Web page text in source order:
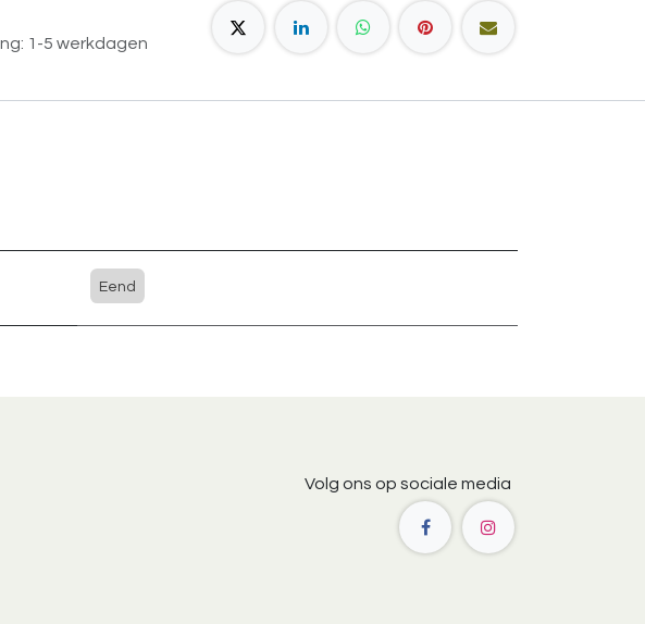
1-5 werkdagen
Eend
Volg ons op sociale media